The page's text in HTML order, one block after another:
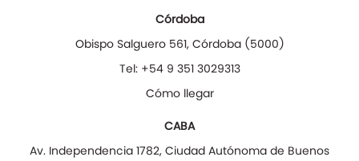
Córdoba
Obispo Salguero 561, Córdoba(5000)
Tel: +54 9 351 3029313
Cómo llegar
CABA
Av. Independencia 1782, Ciudad Autónoma de Buenos